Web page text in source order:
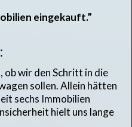
eingekauft.”
ob wir den Schritt in die
sollen. Allein hätten
sechs Immobilien
hielt uns lange